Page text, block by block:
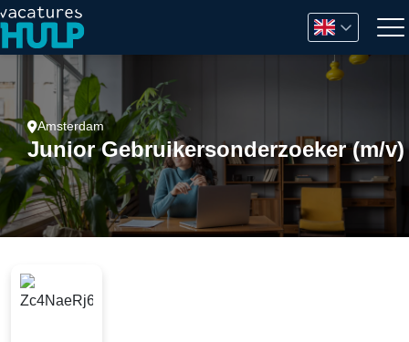
Amsterdam
Junior Gebruikersonderzoeker (m/v)